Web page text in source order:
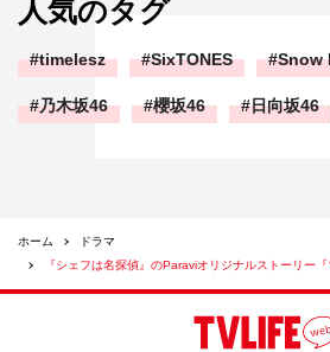
人気のタグ
timelesz SixTONES Snow
乃木坂46 櫻坂46 日向坂46
ホーム
ドラマ
『シェフは名探偵』のParaviオリジナルストーリー